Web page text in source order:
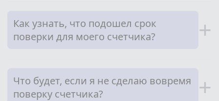
Как узнать, что подошел срок
поверки для моего счетчика?
+
Что будет, если я не сделаю вовремя
поверку счетчика?
+